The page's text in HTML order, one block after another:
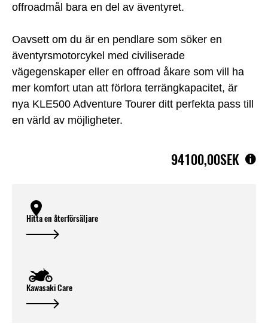
offroadmål bara en del av äventyret.
Oavsett om du är en pendlare som söker en
äventyrsmotorcykel med civiliserade
vägegenskaper eller en offroad åkare som vill ha
mer komfort utan att förlora terrängkapacitet, är
nya KLE500 Adventure Tourer ditt perfekta pass till
en värld av möjligheter.
94100,00SEK
Hitta en återförsäljare
Kawasaki Care